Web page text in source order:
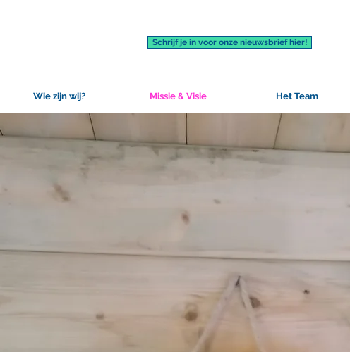
Schrijf je in voor onze nieuwsbrief hier!
Wie zijn wij? Missie & Visie Het Team